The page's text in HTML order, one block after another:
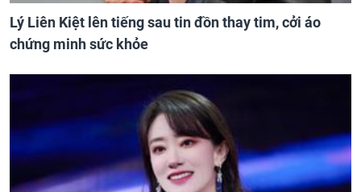
Lý Liên Kiệt lên tiếng sau tin đồn thay tim, cởi áo
chứng minh sức khỏe